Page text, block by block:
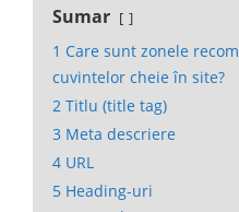
Sumar
1 Care sunt zonele
cuvintelor cheie în site?
2 Titlu (title tag)
3 Meta descriere
4 URL
5 Heading-uri